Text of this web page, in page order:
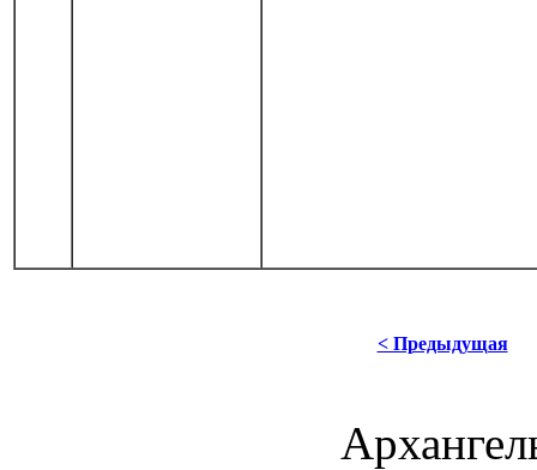
< Предыдущая